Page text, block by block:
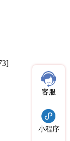
客服
小程序